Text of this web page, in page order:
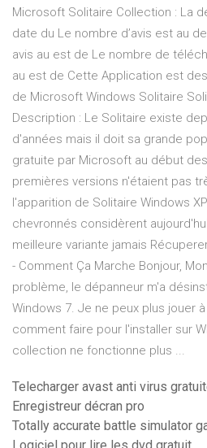
Microsoft Solitaire Collection : La
date du Le nombre d’avis est au
avis au est de Le nombre de
au est de Cette Application est
de Microsoft Windows Solitaire
Description : Le Solitaire existe
d'années mais il doit sa grande
gratuite par Microsoft au début
premières versions n'étaient pas
l'apparition de Solitaire Windows
chevronnés considèrent
meilleure variante jamais
- Comment Ça Marche Bonjour,
problème, le dépanneur m'a
Windows 7. Je ne peux plus jouer
comment faire pour l'installer sur
collection ne fonctionne plus ...
Telecharger avast anti virus
Enregistreur décran pro
Totally accurate battle simulator